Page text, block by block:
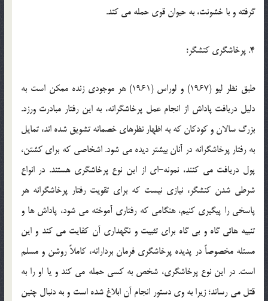
گرفته و با خشونت، به حیوان قوی حمله می کند.
4. پرخاشگری کنشگر؛
طبق نظر لیو (1967) و لوراس (1961) هر موجودی زنده ممکن است به
دلیل دریافت پاداش از انجام عمل پرخاشگرانه، به این رفتار مبادرت ورزد.
بزرگ سالان و کودکان که به اظهار نظرهای خصمانه تشویق شده اند، تمایل
به رفتار پرخاشگرانه در آنان بیشتر دیده می شود. اشخاصی که برای کشتن،
پول دریافت می کنند، نمونه-ای از این نوع پرخاشگری هستند. در انواع
شرطی شدن کنشگر، نیازی نیست که برای تقویت رفتار پرخاشگرانه هر
پاسخی را پیگیری کنیم، هنگامی که رفتاری آموخته می شود، پاداش ها و
تنبیه هائی گاه و بی گاه برای تثبیت و نگهداری آن کفایت می کند و این
مسئله مخصوصاً در پدیده پرخاشگری فرمان بردارانه، کاملاً روشن و مسلم
است. در این نوع پرخاشگری، شخص به کسی حمله می کند و یا او را به
قتل می رساند؛ زیرا به وی دستور انجام آن ابلاغ شده است و به دنبال چنین